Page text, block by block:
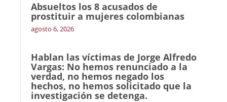
Absueltos los 8 acusados de
prostituir a mujeres colombianas
agosto 6, 2026
Hablan las víctimas de Jorge Alfredo
Vargas: No hemos renunciado a la
verdad, no hemos negado los
hechos, no hemos solicitado que la
investigación se detenga.